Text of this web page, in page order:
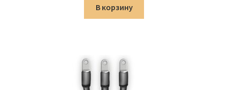
составляла
3,283.00 ₽.
В корзину